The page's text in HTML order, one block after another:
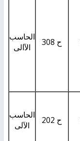
ح 308
الحاسب
الآالى
ح 202
الحاسب
الآلى